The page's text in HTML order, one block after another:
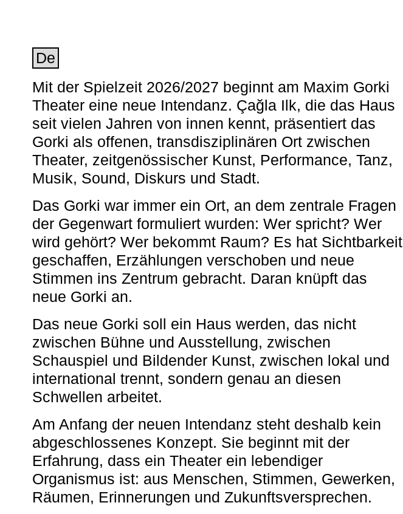
De
Mit der Spielzeit 2026/2027 beginnt am Maxim Gorki
Theater eine neue Intendanz. Çağla Ilk, die das Haus
seit vielen Jahren von innen kennt, präsentiert das
Gorki als offenen, transdisziplinären Ort zwischen
Theater, zeitgenössischer Kunst, Performance, Tanz,
Musik, Sound, Diskurs und Stadt.
Das Gorki war immer ein Ort, an dem zentrale Fragen
der Gegenwart formuliert wurden: Wer spricht? Wer
wird gehört? Wer bekommt Raum? Es hat Sichtbarkeit
geschaffen, Erzählungen verschoben und neue
Stimmen ins Zentrum gebracht. Daran knüpft das
neue Gorki an.
Das neue Gorki soll ein Haus werden, das nicht
zwischen Bühne und Ausstellung, zwischen
Schauspiel und Bildender Kunst, zwischen lokal und
international trennt, sondern genau an diesen
Schwellen arbeitet.
Am Anfang der neuen Intendanz steht deshalb kein
abgeschlossenes Konzept. Sie beginnt mit der
Erfahrung, dass ein Theater ein lebendiger
Organismus ist: aus Menschen, Stimmen, Gewerken,
Räumen, Erinnerungen und Zukunftsversprechen.